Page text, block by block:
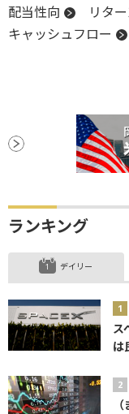
配当性向
リタ
キャッシュフロー
ランキング
デイリー
ス
は